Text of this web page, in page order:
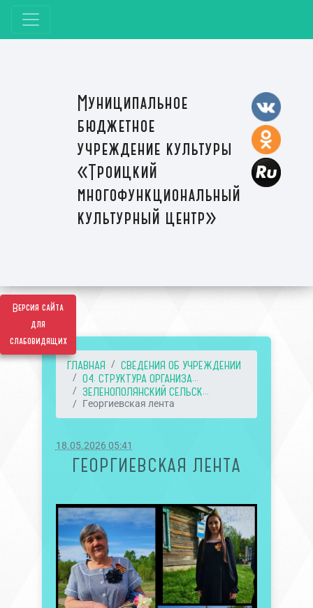
Версия сайта
для
слабовидящих
Муниципальное
бюджетное
учреждение культуры
«Троицкий
многофункциональный
культурный центр»
ГЛАВНАЯ
СВЕДЕНИЯ ОБ УЧРЕЖДЕНИИ
04. СТРУКТУРА ОРГАНИЗА...
ЗЕЛЕНОПОЛЯНСКИЙ СЕЛЬСК...
Георгиевская лента
18.05.2026 05:41
ГЕОРГИЕВСКАЯ ЛЕНТА